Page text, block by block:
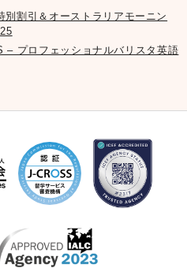
別割引＆オーストラリアモーニン
– プロフェッショナルバリスタ英語